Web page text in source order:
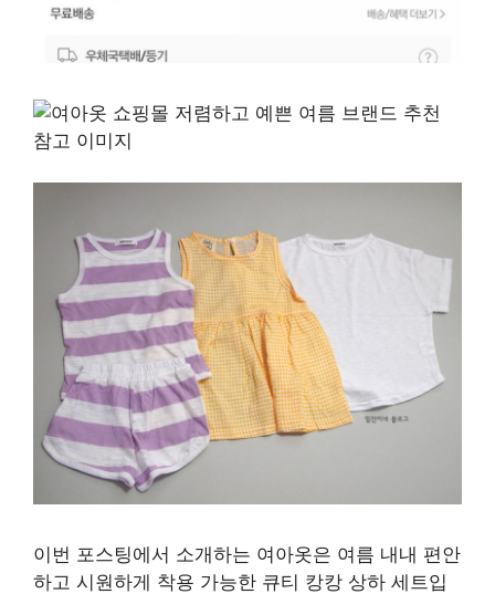
이번 포스팅에서 소개하는 여아옷은 여름 내내 편안
하고 시원하게 착용 가능한 큐티 캉캉 상하 세트입